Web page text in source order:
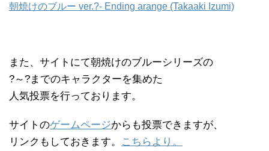
朝焼けのブルー ver.?- Ending arange (Takaaki Izumi)
また、サイトにて朝焼けのブルーシリーズの
?～?までのキャラクターを集めた
人気投票を行っております。
サイトのゲームページからも投票できますが、
リンクもしておきます。
こちらより。